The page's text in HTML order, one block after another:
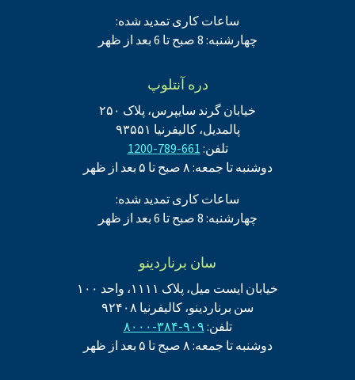
ساعات کاری تمدید شده:
چهارشنبه: 8 صبح تا 6 بعد از ظهر
دره آنتلوپ
خیابان گرند سایپرس، پلاک ۲۵۰
پالمدیل، کالیفرنیا ۹۳۵۵۱
تلفن:661-789-1200
دوشنبه تا جمعه: ۸ صبح تا ۵ بعد از ظهر
ساعات کاری تمدید شده:
چهارشنبه: 8 صبح تا 6 بعد از ظهر
سان برناردینو
خیابان ایست میل، پلاک ۱۱۱۱، واحد ۱۰۰
سن برناردینو، کالیفرنیا ۹۲۴۰۸
تلفن:۹۰۹-۳۸۴-۸۰۰۰
دوشنبه تا جمعه: ۸ صبح تا ۵ بعد از ظهر